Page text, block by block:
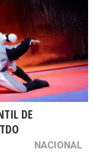
DE
NACIONAL